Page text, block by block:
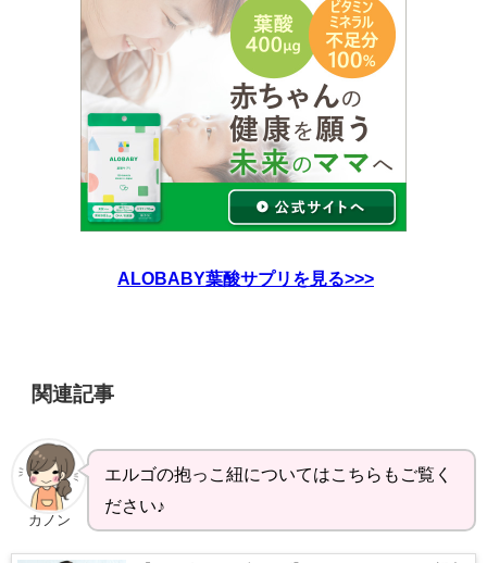
ALOBABY葉酸サプリを見る>>>
関連記事
カノン
エルゴの抱っこ紐についてはこちらもご覧く
ださい♪